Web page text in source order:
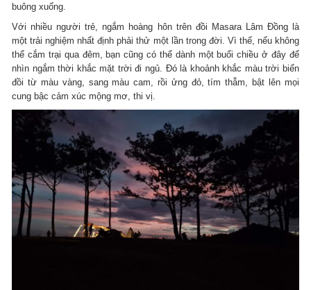
buông xuống.
Với nhiều người trẻ, ngắm hoàng hôn trên đồi Masara Lâm Đồng là
một trải nghiệm nhất định phải thử một lần trong đời. Vì thế, nếu không
thể cắm trại qua đêm, bạn cũng có thể dành một buổi chiều ở đây để
nhìn ngắm thời khắc mặt trời đi ngủ. Đó là khoảnh khắc màu trời biến
đồi từ màu vàng, sang màu cam, rồi ửng đỏ, tím thẫm, bật lên mọi
cung bậc cảm xúc mộng mơ, thi vị.